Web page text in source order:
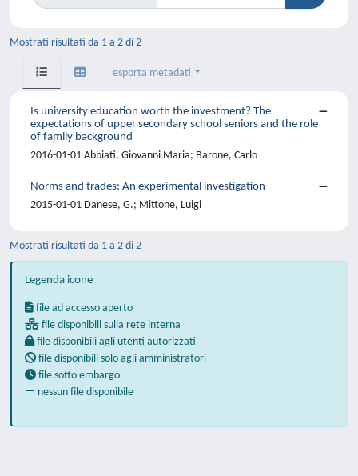
Mostrati risultati da 1 a 2 di 2
esporta metadati
Is university education worth the investment? The
expectations of upper secondary school seniors and the role
of family background
2016-01-01 Abbiati, Giovanni Maria; Barone, Carlo
Norms and trades: An experimental investigation
2015-01-01 Danese, G.; Mittone, Luigi
Mostrati risultati da 1 a 2 di 2
Legenda icone
file ad accesso aperto
file disponibili sulla rete interna
file disponibili agli utenti autorizzati
file disponibili solo agli amministratori
file sotto embargo
nessun file disponibile